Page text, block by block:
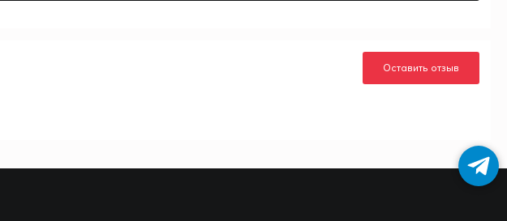
Оставить отзыв